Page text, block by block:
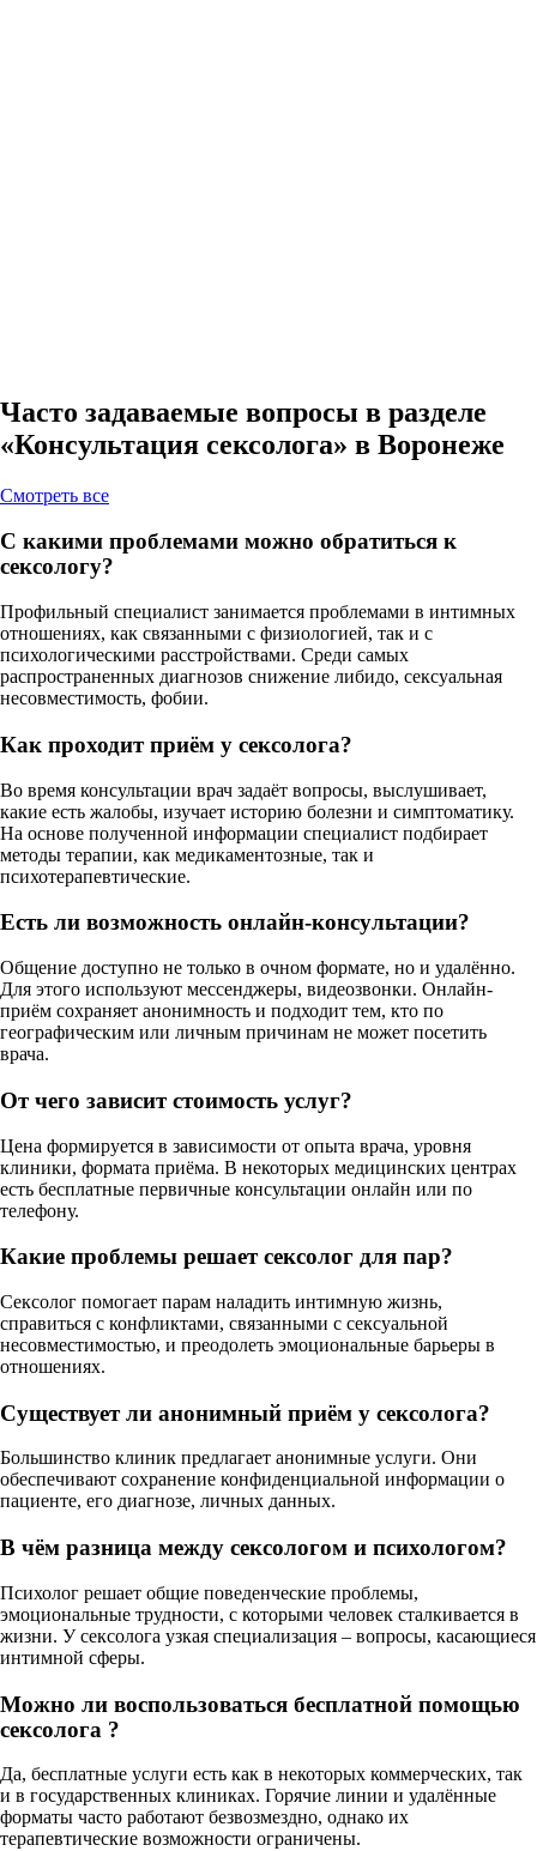
Часто задаваемые вопросы в разделе
«Консультация сексолога» в Воронеже
Cмотреть все
С какими проблемами можно обратиться к
сексологу?
Профильный специалист занимается проблемами в интимных
отношениях, как связанными с физиологией, так и с
психологическими расстройствами. Среди самых
распространенных диагнозов снижение либидо, сексуальная
несовместимость, фобии.
Как проходит приём у сексолога?
Во время консультации врач задаёт вопросы, выслушивает,
какие есть жалобы, изучает историю болезни и симптоматику.
На основе полученной информации специалист подбирает
методы терапии, как медикаментозные, так и
психотерапевтические.
Есть ли возможность онлайн-консультации?
Общение доступно не только в очном формате, но и удалённо.
Для этого используют мессенджеры, видеозвонки. Онлайн-
приём сохраняет анонимность и подходит тем, кто по
географическим или личным причинам не может посетить
врача.
От чего зависит стоимость услуг?
Цена формируется в зависимости от опыта врача, уровня
клиники, формата приёма. В некоторых медицинских центрах
есть бесплатные первичные консультации онлайн или по
телефону.
Какие проблемы решает сексолог для пар?
Сексолог помогает парам наладить интимную жизнь,
справиться с конфликтами, связанными с сексуальной
несовместимостью, и преодолеть эмоциональные барьеры в
отношениях.
Существует ли анонимный приём у сексолога?
Большинство клиник предлагает анонимные услуги. Они
обеспечивают сохранение конфиденциальной информации о
пациенте, его диагнозе, личных данных.
В чём разница между сексологом и психологом?
Психолог решает общие поведенческие проблемы,
эмоциональные трудности, с которыми человек сталкивается в
жизни. У сексолога узкая специализация – вопросы, касающиеся
интимной сферы.
Можно ли воспользоваться бесплатной помощью
сексолога ?
Да, бесплатные услуги есть как в некоторых коммерческих, так
и в государственных клиниках. Горячие линии и удалённые
форматы часто работают безвозмездно, однако их
терапевтические возможности ограничены.